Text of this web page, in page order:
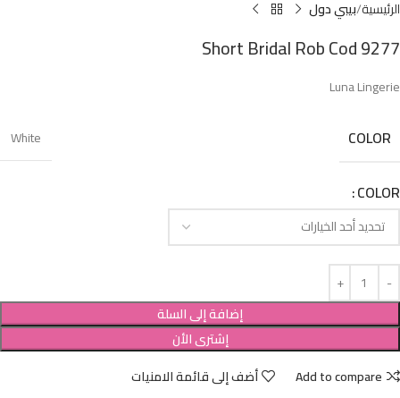
الرئيسية بيبي دول
Short Bridal Rob Cod 9277
Luna Lingerie
COLOR
White
COLOR
إضافة إلى السلة
إشترى الأن
Add to compare
أضف إلى قائمة الامنيات